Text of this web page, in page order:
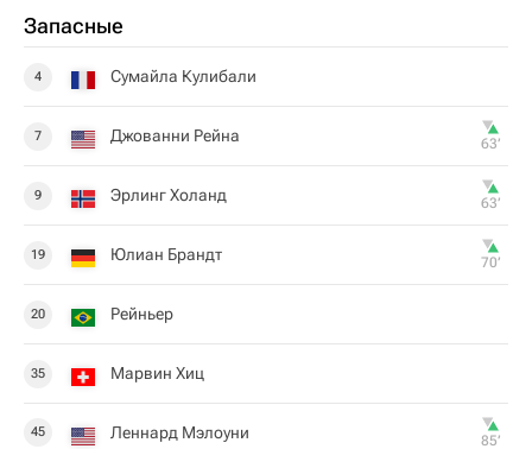
Запасные
4 Сумайла Кулибали
7 Джованни Рейна 63‎’‎
9 Эрлинг Холанд 63‎’‎
19 Юлиан Брандт 70‎’‎
20 Рейньер
35 Марвин Хиц
45 Леннард Мэлоуни 85‎’‎